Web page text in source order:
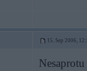
15. Sep 2006,